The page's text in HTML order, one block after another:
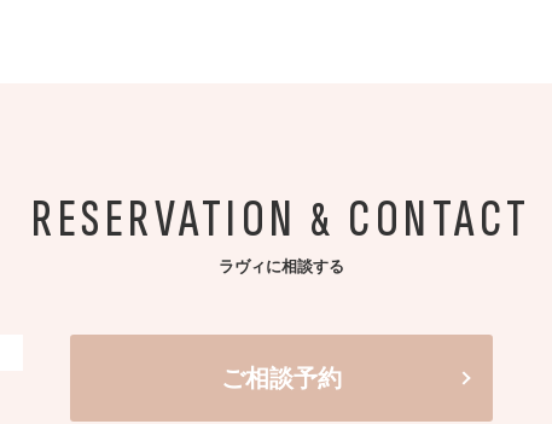
RESERVATION & CONTACT
ラヴィに相談する
ご相談予約